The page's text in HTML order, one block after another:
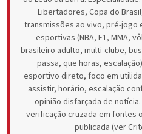
Libertadores, Copa do
transmissões ao vivo, pré-jogo
esportivas (NBA, F1, MMA,
brasileiro adulto, multi-clube,
passa, que horas,
esportivo direto, foco em
assistir, horário, escalação
opinião disfarçada de
verificação cruzada em fontes
publicada (ver